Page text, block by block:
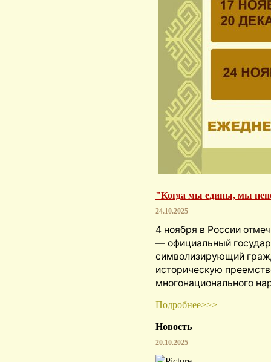
"Когда мы едины, мы
24.10.2025
4 ноября в России
— официальный
символизирующий
историческую
многонационального
Подробнее>>>
Новость
20.10.2025